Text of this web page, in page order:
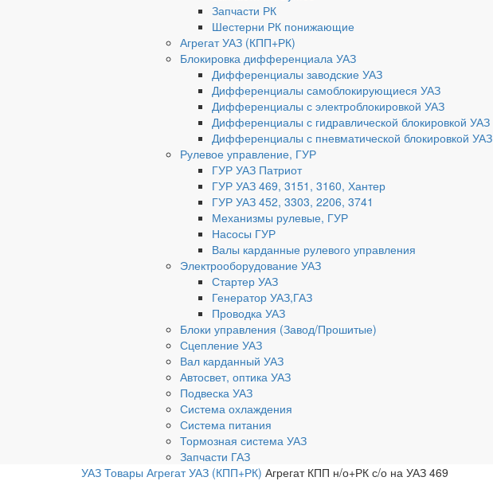
Запчасти РК
Шестерни РК понижающие
Агрегат УАЗ (КПП+РК)
Блокировка дифференциала УАЗ
Дифференциалы заводские УАЗ
Дифференциалы самоблокирующиеся УАЗ
Дифференциалы с электроблокировкой УАЗ
Дифференциалы с гидравлической блокировкой УАЗ
Дифференциалы с пневматической блокировкой УАЗ
Рулевое управление, ГУР
ГУР УАЗ Патриот
ГУР УАЗ 469, 3151, 3160, Хантер
ГУР УАЗ 452, 3303, 2206, 3741
Механизмы рулевые, ГУР
Насосы ГУР
Валы карданные рулевого управления
Электрооборудование УАЗ
Стартер УАЗ
Генератор УАЗ,ГАЗ
Проводка УАЗ
Блоки управления (Завод/Прошитые)
Сцепление УАЗ
Вал карданный УАЗ
Автосвет, оптика УАЗ
Подвеска УАЗ
Система охлаждения
Система питания
Тормозная система УАЗ
Запчасти ГАЗ
УАЗ Товары Агрегат УАЗ (КПП+РК) Агрегат КПП н/о+РК с/о на УАЗ 469